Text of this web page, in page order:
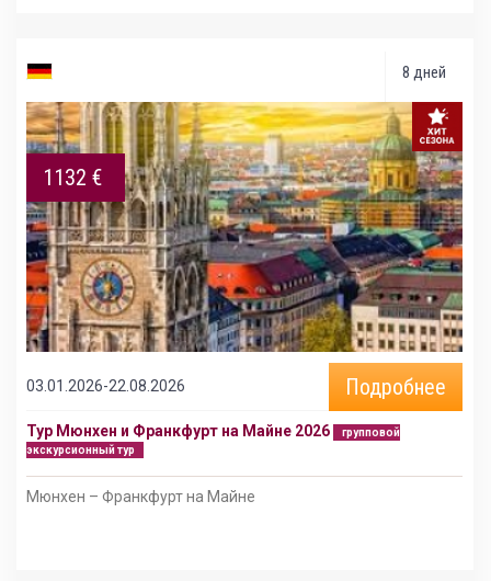
8 дней
1132 €
03.01.2026-22.08.2026 Подробнее
Тур Мюнхен и Франкфурт на Майне 2026
групповой
экскурсионный тур
Мюнхен – Франкфурт на Майне